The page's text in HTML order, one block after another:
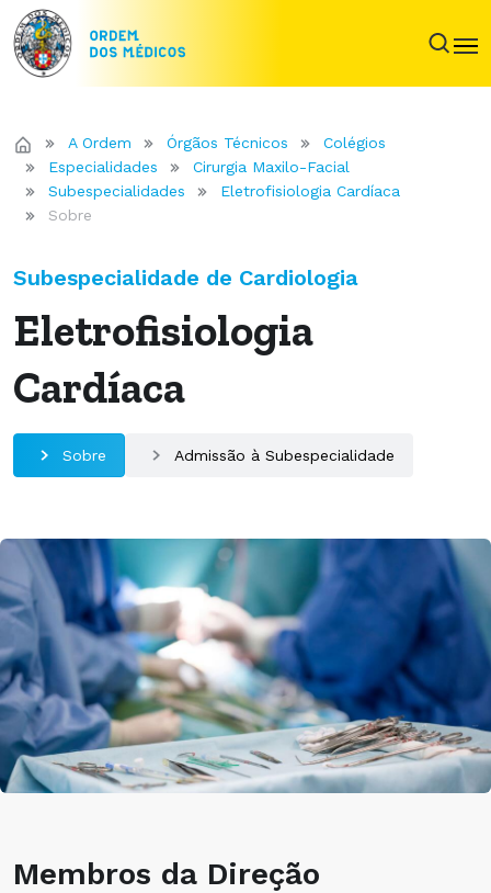
A Ordem Órgãos Técnicos
Colégios
Especialidades
Cirurgia Maxilo-Facial
Subespecialidades
Eletrofisiologia Cardíaca
Sobre
Subespecialidade de Cardiologia
Eletrofisiologia
Cardíaca
Sobre Admissão à Subespecialidade
Membros da Direção